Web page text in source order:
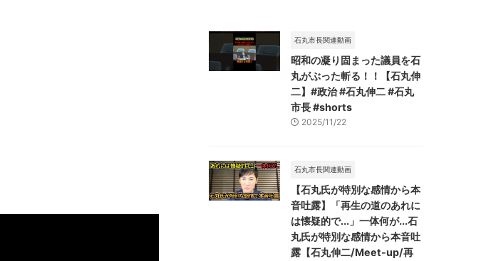
石丸市長関連動画
昭和の凝り固まった議員を石
丸がぶった斬る！！【石丸伸
二】#政治 #石丸伸二 #石丸
市長 #shorts
2025/11/22
石丸市長関連動画
【石丸氏が特別な感情から本
音吐露】「再生の道のあれに
は懐疑的で...」一体何が...石
丸氏が特別な感情から本音吐
露【石丸伸二/Meet-up/再